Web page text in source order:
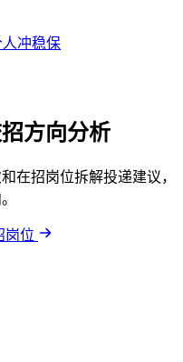
人冲稳保
方向分析
在招岗位拆解投递建议，
岗位